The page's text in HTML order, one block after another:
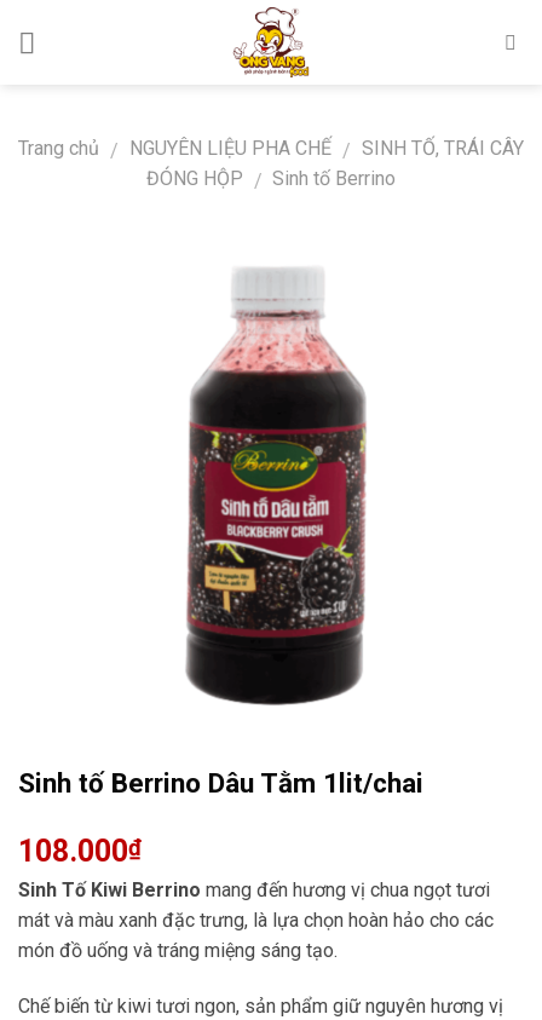
Trang chủ / NGUYÊN LIỆU PHA CHẾ / SINH TỐ, TRÁI CÂY
ĐÓNG HỘP / Sinh tố Berrino
Sinh tố Berrino Dâu Tằm 1lit/chai
108.000₫
Sinh Tố Kiwi Berrino mang đến hương vị chua ngọt tươi
mát và màu xanh đặc trưng, là lựa chọn hoàn hảo cho các
món đồ uống và tráng miệng sáng tạo.
Chế biến từ kiwi tươi ngon, sản phẩm giữ nguyên hương vị